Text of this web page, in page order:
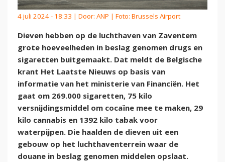
4 juli 2024 - 18:33 | Door: ANP | Foto: Brussels Airport
Dieven hebben op de luchthaven van Zaventem
grote hoeveelheden in beslag genomen drugs en
sigaretten buitgemaakt. Dat meldt de Belgische
krant Het Laatste Nieuws op basis van
informatie van het ministerie van Financiën. Het
gaat om 269.000 sigaretten, 75 kilo
versnijdingsmiddel om cocaïne mee te maken, 29
kilo cannabis en 1392 kilo tabak voor
waterpijpen. Die haalden de dieven uit een
gebouw op het luchthaventerrein waar de
douane in beslag genomen middelen opslaat.